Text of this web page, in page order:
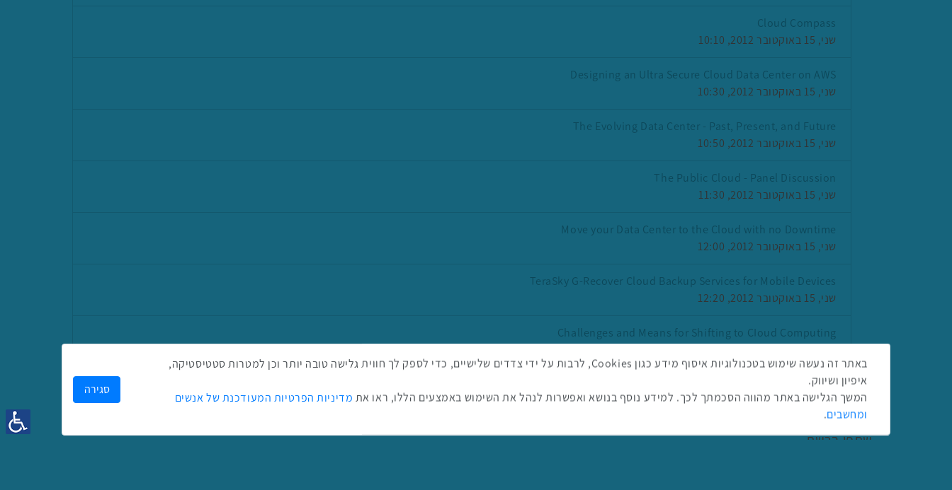
Cloud Compass
שני, 15 באוקטובר 2012, 10:10
Designing an Ultra Secure Cloud Data Center on AWS
שני, 15 באוקטובר 2012, 10:30
The Evolving Data Center - Past, Present, and Future
שני, 15 באוקטובר 2012, 10:50
The Public Cloud - Panel Discussion
שני, 15 באוקטובר 2012, 11:30
Move your Data Center to the Cloud with no Downtime
שני, 15 באוקטובר 2012, 12:00
TeraSky G-Recover Cloud Backup Services for Mobile Devices
שני, 15 באוקטובר 2012, 12:20
Challenges and Means for Shifting to CIoud Computing
שתפו ברשת
באתר זה נעשה שימוש בטכנולוגיות איסוף מידע כגון Cookies, לרבות על ידי צדדים שלישיים, כדי לספק לך חווית גלישה טובה יותר וכן למטרות סטטיסטיקה,
איפיון ושיווק.
המשך הגלישה באתר מהווה הסכמתך לכך. למידע נוסף בנושא ואפשרות לנהל את השימוש באמצעים הללו, ראו את מדיניות הפרטיות המעודכנת של אנשים
ומחשבים.
סגירה